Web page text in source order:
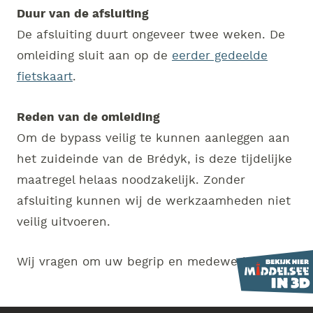
Duur van de afsluiting
De afsluiting duurt ongeveer twee weken. De
omleiding sluit aan op de eerder gedeelde
fietskaart.
Reden van de omleiding
Om de bypass veilig te kunnen aanleggen aan
het zuideinde van de Brédyk, is deze tijdelijke
maatregel helaas noodzakelijk. Zonder
afsluiting kunnen wij de werkzaamheden niet
veilig uitvoeren.
Wij vragen om uw begrip en medewerking.